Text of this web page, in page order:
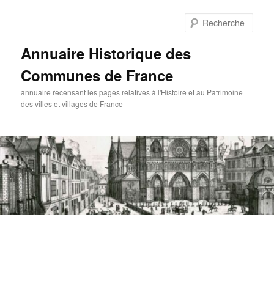
Annuaire Historique des
Communes de France
annuaire recensant les pages relatives à l'Histoire et au Patrimoine
des villes et villages de France